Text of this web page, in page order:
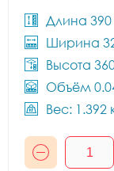
Длина
Ширина
Высота
Объём
Вес: 1.392